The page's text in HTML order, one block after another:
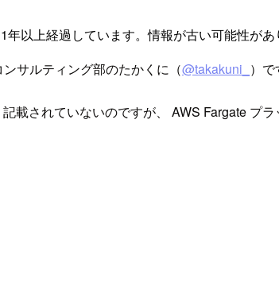
以上経過しています。情報が古い可能性があ
サルティング部のたかくに（@takakuni_ ）で
載されていないのですが、 AWS Fargate プ